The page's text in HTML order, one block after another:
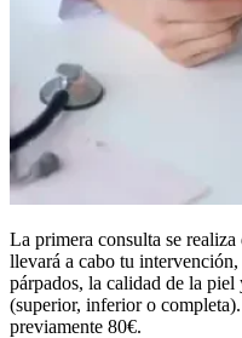
La primera consulta se
llevará a cabo tu
párpados, la calidad de la piel
(superior, inferior o
previamente 80€.